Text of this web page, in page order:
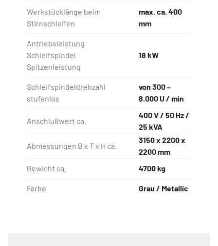
Werkstücklänge beim
Stirnschleifen
max. ca. 400
mm
Antriebsleistung
Schleifspindel
Spitzenleistung
18 kW
Schleifspindeldrehzahl
stufenlos
von 300 –
8.000 U / min
Anschlußwert ca.
400 V / 50 Hz /
25 kVA
Abmessungen B x T x H ca.
3150 x 2200 x
2200 mm
Gewicht ca.
4700 kg
Farbe Grau / Metallic